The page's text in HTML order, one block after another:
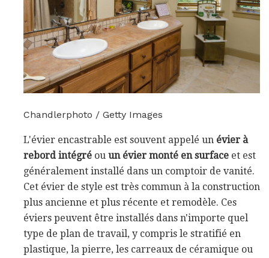
Chandlerphoto / Getty Images
L'évier encastrable est souvent appelé un évier à
rebord intégré ou un évier monté en surface et est
généralement installé dans un comptoir de vanité.
Cet évier de style est très commun à la construction
plus ancienne et plus récente et remodèle. Ces
éviers peuvent être installés dans n'importe quel
type de plan de travail, y compris le stratifié en
plastique, la pierre, les carreaux de céramique ou